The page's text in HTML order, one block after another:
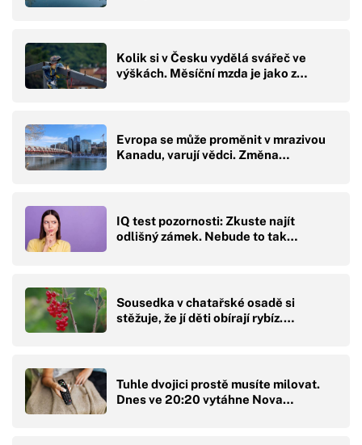
Kolik si v Česku vydělá svářeč ve
výškách. Měsíční mzda je jako z…
Evropa se může proměnit v mrazivou
Kanadu, varují vědci. Změna…
IQ test pozornosti: Zkuste najít
odlišný zámek. Nebude to tak…
Sousedka v chatařské osadě si
stěžuje, že jí děti obírají rybíz.…
Tuhle dvojici prostě musíte milovat.
Dnes ve 20:20 vytáhne Nova…